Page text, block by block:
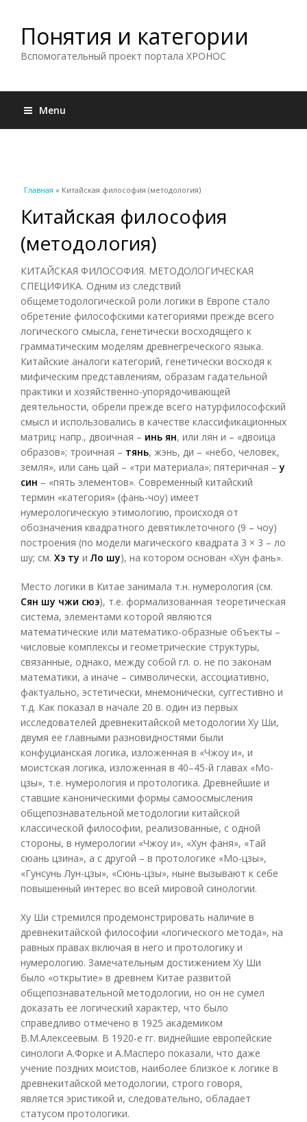
Понятия и категории
Вспомогательный проект портала ХРОНОС
Menu
Вы здесь
Главная » Китайская философия (методология)
Китайская философия
(методология)
КИТАЙСКАЯ ФИЛОСОФИЯ. МЕТОДОЛОГИЧЕСКАЯ
СПЕЦИФИКА. Одним из следствий
общеметодологической роли логики в Европе стало
обретение философскими категориями прежде всего
логического смысла, генетически восходящего к
грамматическим моделям древнегреческого языка.
Китайские аналоги категорий, генетически восходя к
мифическим представлениям, образам гадательной
практики и хозяйственно-упорядочивающей
деятельности, обрели прежде всего натурфилософский
смысл и использовались в качестве классификационных
матриц: напр., двоичная – инь ян, или лян и – «двоица
образов»; троичная – тянь, жэнь, ди – «небо, человек,
земля», или сань цай – «три материала»; пятеричная –у
син – «пять элементов». Современный китайский
термин «категория» (фань-чоу) имеет
нумерологическую этимологию, происходя от
обозначения квадратного девятиклеточного (9 – чоу)
построения (по модели магического квадрата 3 × 3 – ло
шу; см. Хэ ту и Ло шу), на котором основан «Хун фань».
Место логики в Китае занимала т.н. нумерология (см.
Сян шу чжи сюэ), т.е. формализованная теоретическая
система, элементами которой являются
математические или математико-образные объекты –
числовые комплексы и геометрические структуры,
связанные, однако, между собой гл. о. не по законам
математики, а иначе – символически, ассоциативно,
фактуально, эстетически, мнемонически, суггестивно и
т.д. Как показал в начале 20 в. один из первых
исследователей древнекитайской методологии Ху Ши,
двумя ее главными разновидностями были
конфуцианская логика, изложенная в «Чжоу и», и
моистская логика, изложенная в 40–45-й главах «Мо-
цзы», т.е. нумерология и протологика. Древнейшие и
ставшие каноническими формы самоосмысления
общепознавательной методологии китайской
классической философии, реализованные, с одной
стороны, в нумерологии «Чжоу и», «Хун фаня», «Тай
сюань цзина», а с другой – в протологике «Мо-цзы»,
«Гунсунь Лун-цзы», «Сюнь-цзы», ныне вызывают к себе
повышенный интерес во всей мировой синологии.
Ху Ши стремился продемонстрировать наличие в
древнекитайской философии «логического метода», на
равных правах включая в него и протологику и
нумерологию. Замечательным достижением Ху Ши
было «открытие» в древнем Китае развитой
общепознавательной методологии, но он не сумел
доказать ее логический характер, что было
справедливо отмечено в 1925 академиком
В.М.Алексеевым. В 1920-е гг. виднейшие европейские
синологи А.Форке и А.Масперо показали, что даже
учение поздних моистов, наиболее близкое к логике в
древнекитайской методологии, строго говоря,
является эристикой и, следовательно, обладает
статусом протологики.